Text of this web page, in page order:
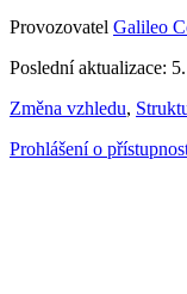
Provozovatel Galileo
Poslední aktualizace:
Změna vzhledu,
Prohlášení o